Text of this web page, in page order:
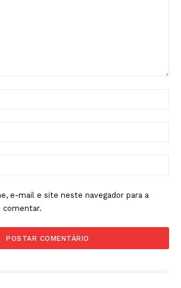
e-mail e site neste navegador para a
comentar.